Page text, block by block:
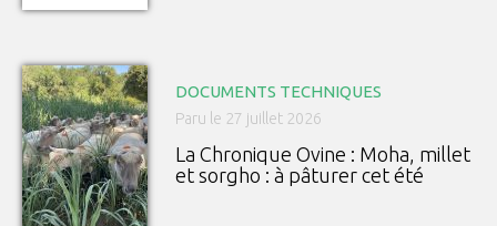
DOCUMENTS TECHNIQUES
Paru le 27 juillet 2026
La Chronique Ovine : Moha, millet
et sorgho : à pâturer cet été